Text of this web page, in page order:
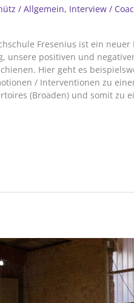
/Allgemein, Interview /
Fresenius ist ein
unsere positiven und
Hier geht es
/ Interventionen zu
(Broaden) und somit zu